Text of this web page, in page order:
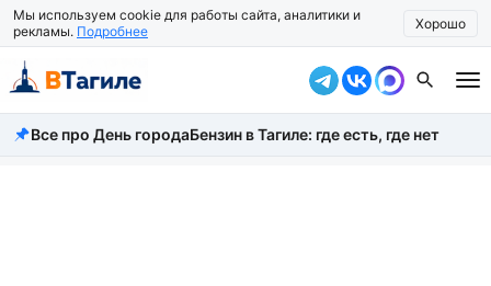
Мы используем cookie для работы сайта, аналитики и
рекламы. Подробнее Хорошо
Все новости
Все про День городаБензин в Тагиле: где есть, где нет